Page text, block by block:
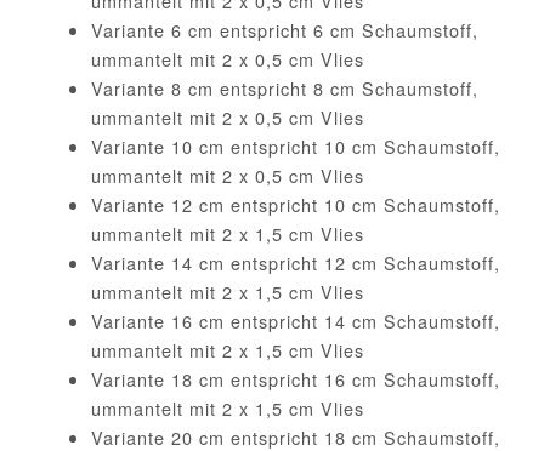
Variante 6 cm entspricht 6 cm Schaumstoff,
ummantelt mit 2 x 0,5 cm Vlies
Variante 8 cm entspricht 8 cm Schaumstoff,
ummantelt mit 2 x 0,5 cm Vlies
Variante 10 cm entspricht 10 cm Schaumstoff,
ummantelt mit 2 x 0,5 cm Vlies
Variante 12 cm entspricht 10 cm Schaumstoff,
ummantelt mit 2 x 1,5 cm Vlies
Variante 14 cm entspricht 12 cm Schaumstoff,
ummantelt mit 2 x 1,5 cm Vlies
Variante 16 cm entspricht 14 cm Schaumstoff,
ummantelt mit 2 x 1,5 cm Vlies
Variante 18 cm entspricht 16 cm Schaumstoff,
ummantelt mit 2 x 1,5 cm Vlies
Variante 20 cm entspricht 18 cm Schaumstoff,